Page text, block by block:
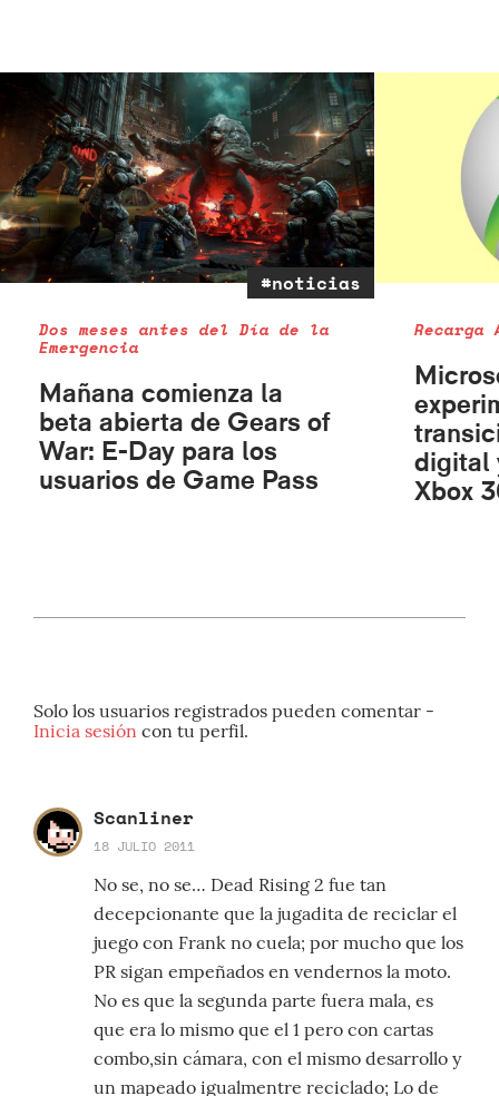
#noticias
Dos meses antes del Día de la
Emergencia
Mañana comienza la
beta abierta de Gears of
War: E-Day para los
usuarios de Game Pass
Recarga
digital
Xbox
Solo los usuarios registrados pueden comentar -
Inicia sesión con tu perfil.
Scanliner
18 JULIO 2011
No se, no se… Dead Rising 2 fue tan
decepcionante que la jugadita de reciclar el
juego con Frank no cuela; por mucho que los
PR sigan empeñados en vendernos la moto.
No es que la segunda parte fuera mala, es
que era lo mismo que el 1 pero con cartas
combo,sin cámara, con el mismo desarrollo y
un mapeado igualmentre reciclado; Lo de